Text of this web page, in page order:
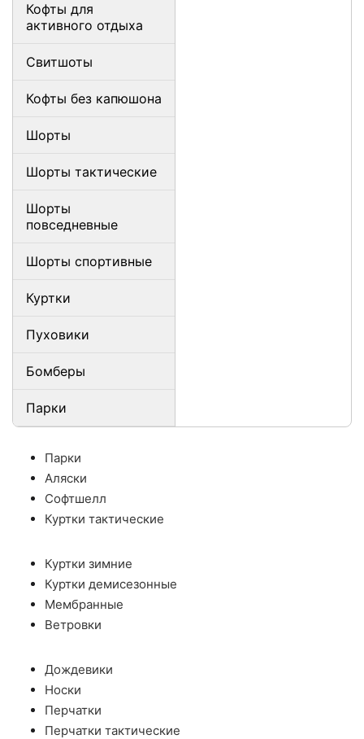
Кофты для
активного отдыха
Свитшоты
Кофты без капюшона
Шорты
Шорты тактические
Шорты
повседневные
Шорты спортивные
Куртки
Пуховики
Бомберы
Парки
Парки
Аляски
Софтшелл
Куртки тактические
Куртки зимние
Куртки демисезонные
Мембранные
Ветровки
Дождевики
Носки
Перчатки
Перчатки тактические